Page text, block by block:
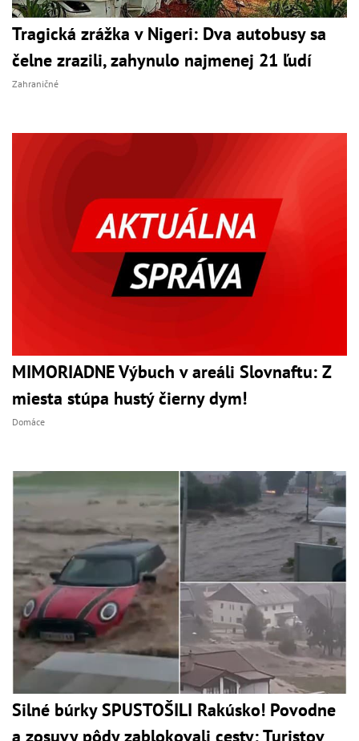
Tragická zrážka v Nigeri: Dva autobusy sa
čelne zrazili, zahynulo najmenej 21 ľudí
Zahraničné
MIMORIADNE Výbuch v areáli Slovnaftu: Z
miesta stúpa hustý čierny dym!
Domáce
Silné búrky SPUSTOŠILI Rakúsko! Povodne